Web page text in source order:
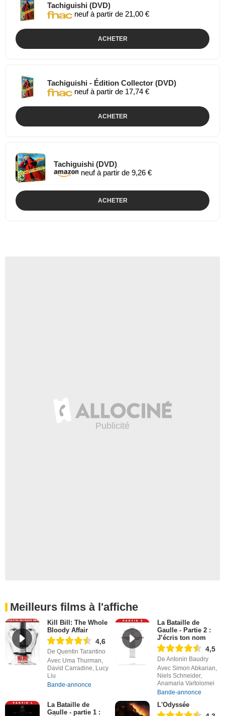
Tachiguishi (DVD)
neuf à partir de 21,00 €
ACHETER
Tachiguishi - Édition Collector (DVD)
neuf à partir de 17,74 €
ACHETER
Tachiguishi (DVD)
neuf à partir de 9,26 €
ACHETER
Meilleurs films à l'affiche
Kill Bill: The Whole
Bloody Affair
4,6
De Quentin Tarantino
Avec Uma Thurman,
David Carradine, Lucy
Liu
Bande-annonce
La Bataille de
Gaulle - Partie 2 :
J’écris ton nom
4,5
De Antonin Baudry
Avec Simon Abkarian,
Niels Schneider,
Anamaria Vartolomei
Bande-annonce
La Bataille de
Gaulle - partie 1 :
L'Odyssée